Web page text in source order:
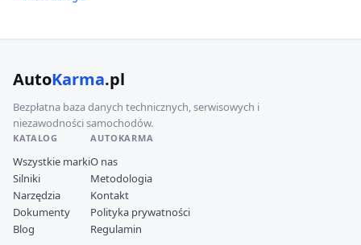
AutoKarma.pl
Bezpłatna baza danych technicznych, serwisowych i
niezawodności samochodów.
KATALOG
Wszystkie marki
Silniki
Narzędzia
Dokumenty
Blog
AUTOKARMA
O nas
Metodologia
Kontakt
Polityka prywatności
Regulamin